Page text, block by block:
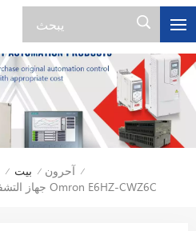
/ بيت / آحرون /
جهاز التشفير المجوف عبر الفتحة من Omron E6HZ-CWZ6C